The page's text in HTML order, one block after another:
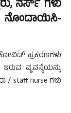
ನರ್ಸ್ ಗಳು
ಪ್ರಕರಣಗಳು
ವ್ಯವಸ್ಥೆಯನ್ನು
/ staff nurse ಗಳು